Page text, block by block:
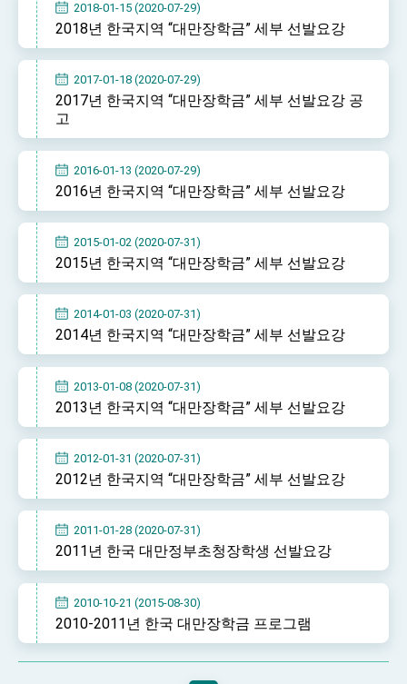
2018-01-15 (2020-07-29)
2018년 한국지역 “대만장학금” 세부 선발요강
2017-01-18 (2020-07-29)
2017년 한국지역 “대만장학금” 세부 선발요강 공
고
2016-01-13 (2020-07-29)
2016년 한국지역 “대만장학금” 세부 선발요강
2015-01-02 (2020-07-31)
2015년 한국지역 “대만장학금” 세부 선발요강
2014-01-03 (2020-07-31)
2014년 한국지역 “대만장학금” 세부 선발요강
2013-01-08 (2020-07-31)
2013년 한국지역 “대만장학금” 세부 선발요강
2012-01-31 (2020-07-31)
2012년 한국지역 “대만장학금” 세부 선발요강
2011-01-28 (2020-07-31)
2011년 한국 대만정부초청장학생 선발요강
2010-10-21 (2015-08-30)
2010-2011년 한국 대만장학금 프로그램